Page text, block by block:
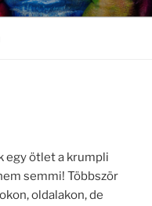
egy ötlet a krumpli
semmi! Többször
oldalakon, de